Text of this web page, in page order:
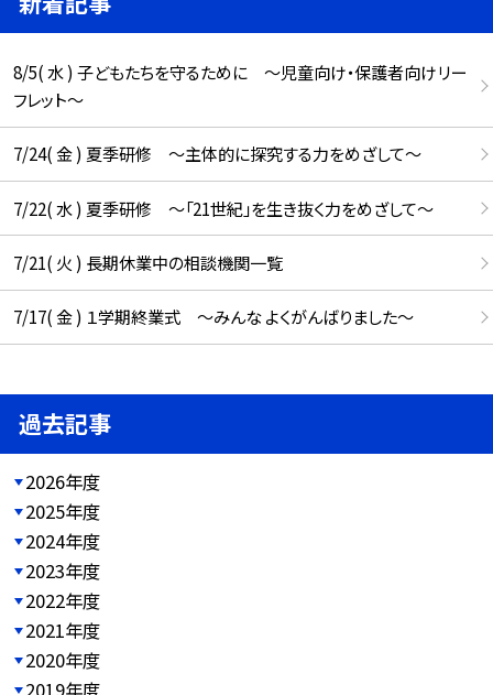
8/5( 水 ) 子どもたちを守るために ～児童向け・保護者向けリー
フレット～
7/24( 金 ) 夏季研修 ～主体的に探究する力をめざして～
7/22( 水 ) 夏季研修 ～「21世紀」を生き抜く力をめざして～
7/21( 火 ) 長期休業中の相談機関一覧
7/17( 金 ) １学期終業式 ～みんな よくがんばりました～
過去記事
2026年度
2025年度
2024年度
2023年度
2022年度
2021年度
2020年度
2019年度